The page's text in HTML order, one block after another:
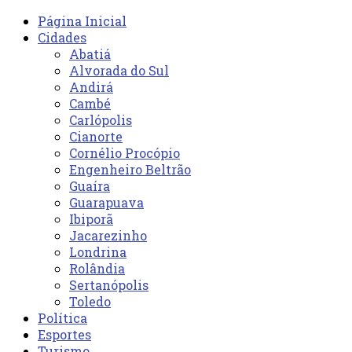
Página Inicial
Cidades
Abatiá
Alvorada do Sul
Andirá
Cambé
Carlópolis
Cianorte
Cornélio Procópio
Engenheiro Beltrão
Guaíra
Guarapuava
Ibiporã
Jacarezinho
Londrina
Rolândia
Sertanópolis
Toledo
Política
Esportes